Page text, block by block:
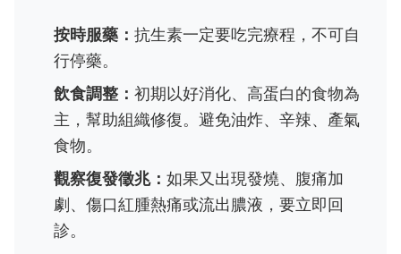
按時服藥： 抗生素一定要吃完療程，不可自
行停藥。
飲食調整： 初期以好消化、高蛋白的食物為
主，幫助組織修復。避免油炸、辛辣、產氣
食物。
觀察復發徵兆： 如果又出現發燒、腹痛加
劇、傷口紅腫熱痛或流出膿液，要立即回
診。